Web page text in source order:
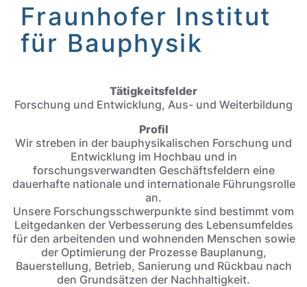
Fraunhofer Institut
für Bauphysik
Einleitung
Tätigkeitsfelder
Forschung und Entwicklung, Aus- und Weiterbildung
Profil
Wir streben in der bauphysikalischen Forschung und
Entwicklung im Hochbau und in
forschungsverwandten Geschäftsfeldern eine
dauerhafte nationale und internationale Führungsrolle
an.
Unsere Forschungsschwerpunkte sind bestimmt vom
Leitgedanken der Verbesserung des Lebensumfeldes
für den arbeitenden und wohnenden Menschen sowie
der Optimierung der Prozesse Bauplanung,
Bauerstellung, Betrieb, Sanierung und Rückbau nach
den Grundsätzen der Nachhaltigkeit.